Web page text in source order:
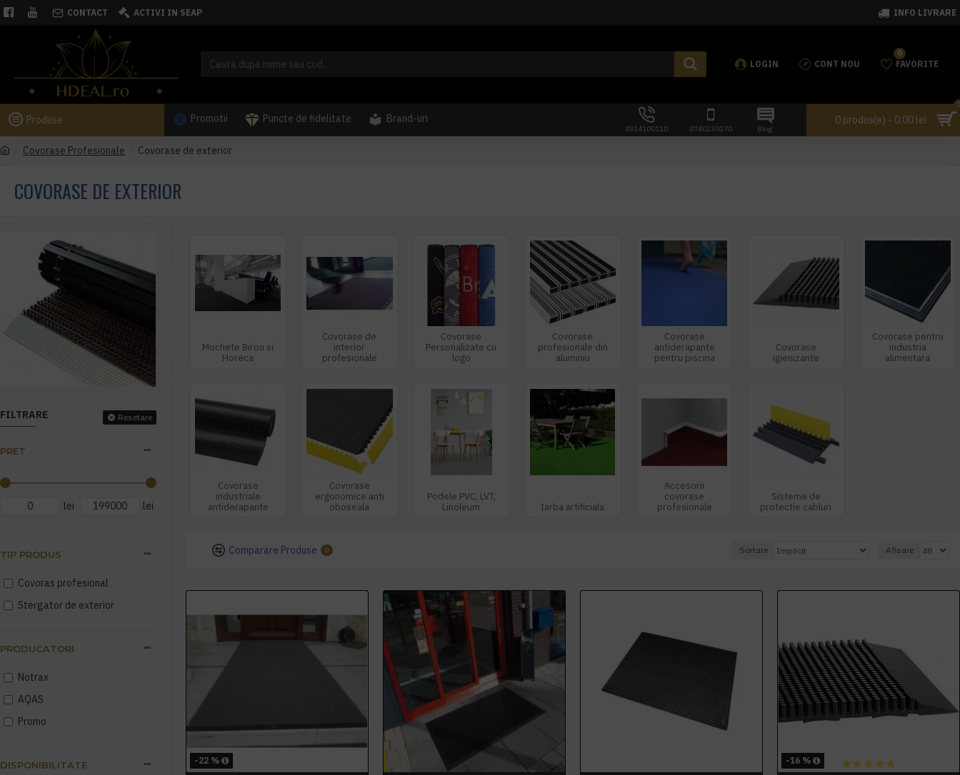
CONTACT ACTIVI IN SEAP INFO LIVRARE
LOGIN CONT NOU FAVORITE
0
Produse Promotii Puncte de fidelitate Brand-uri
0314100110 0740230170 Blog
0 produs(e) - 0,00 lei
Covorase Profesionale Covorase de exterior
COVORASE DE EXTERIOR
FILTRARE Resetare
PRET
lei lei
PRODUCATORI
Notrax
AQAS
Promo
TIP PRODUS
Covoras profesional
Stergator de exterior
DISPONIBILITATE
Mochete Birou si
Horeca
Covorase de
interior
profesionale
Covorase
Personalizate cu
logo
Covorase
profesionale din
aluminiu
Covorase
antiderapante
pentru piscina
Covorase
igienizante
Covorase pentru
industria
alimentara
Covorase
industriale
antiderapante
Covorase
ergonomice anti
oboseala
Podele PVC, LVT,
Linoleum
Iarba artificiala
Accesorii
covorase
profesionale
Sisteme de
protectie cabluri
Comparare Produse 0 Sortare Afisare
-22 % -16 %